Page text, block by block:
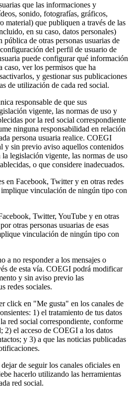
que las informaciones y
sonido, fotografías, gráficos,
material) que publiquen a través de las
en su caso, datos personales)
pública de otras personas usuarias de
del perfil de usuario de
puede configurar qué información
caso, ver los permisos que ha
y gestionar sus publicaciones
de utilización de cada red social.
responsable de que sus
vigente, las normas de uso y
por la red social correspondiente
ninguna responsabilidad en relación
persona usuaria realice. COEGI
y sin previo aviso aquellos contenidos
legislación vigente, las normas de uso
o que considere inadecuados.
en Facebook, Twitter y en otras redes
implique vinculación de ningún tipo con
Twitter, YouTube y en otras
otras personas usuarias de esas
vinculación de ningún tipo con
a no responder a los mensajes o
de esta vía. COEGI podrá modificar
y sin aviso previo las
redes sociales.
click en "Me gusta" en los canales de
1) el tratamiento de tus datos
red social correspondiente, conforme
2) el acceso de COEGI a los datos
y 3) a que las noticias publicadas
de seguir los canales oficiales en
hacerlo utilizando las herramientas
red social.